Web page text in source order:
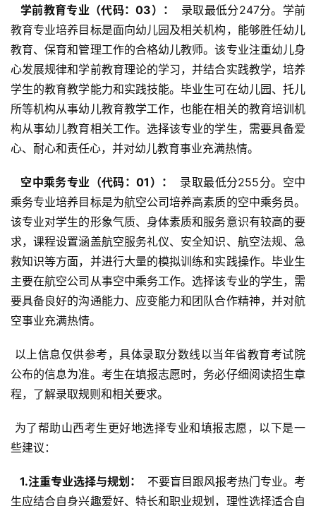
  学前教育专业（代码：03）：
录取最低分247分。学前
教育专业培养目标是面向幼儿园及相关机构，能够胜任幼儿
教育、保育和管理工作的合格幼儿教师。该专业注重幼儿身
心发展规律和学前教育理论的学习，并结合实践教学，培养
学生的教育教学能力和实践技能。毕业生可在幼儿园、托儿
所等机构从事幼儿教育教学工作，也能在相关的教育培训机
构从事幼儿教育相关工作。选择该专业的学生，需要具备爱
心、耐心和责任心，并对幼儿教育事业充满热情。
  空中乘务专业（代码：01）：
录取最低分255分。空中
乘务专业培养目标是为航空公司培养高素质的空中乘务员。
该专业对学生的形象气质、身体素质和服务意识有较高的要
求，课程设置涵盖航空服务礼仪、安全知识、航空法规、急
救知识等方面，并进行大量的模拟训练和实践操作。毕业生
主要在航空公司从事空中乘务工作。选择该专业的学生，需
要具备良好的沟通能力、应变能力和团队合作精神，并对航
空事业充满热情。
公布的信息为准。考生在填报志愿时，务必仔细阅读招生章
程，了解录取规则和相关要求。
些建议：
  1.注重专业选择与规划：
不要盲目跟风报考热门专业。考
生应结合自身兴趣爱好、特长和职业规划，理性选择适合自